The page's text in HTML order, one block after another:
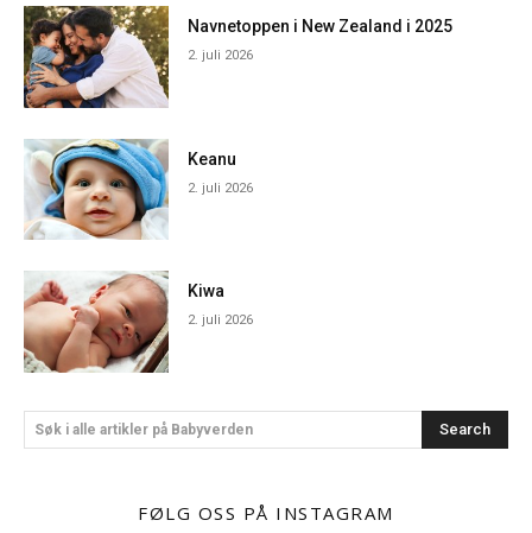
Navnetoppen i New Zealand i 2025
2. juli 2026
Keanu
2. juli 2026
Kiwa
2. juli 2026
Søk i alle artikler på Babyverden Search
FØLG OSS PÅ INSTAGRAM